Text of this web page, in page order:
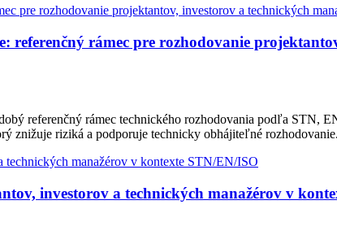
referenčný rámec pre rozhodovanie
referenčný rámec technického rozhodovania podľa STN,
znižuje riziká a podporuje technicky obhájiteľné rozhodovanie.
investorov a technických manažérov v